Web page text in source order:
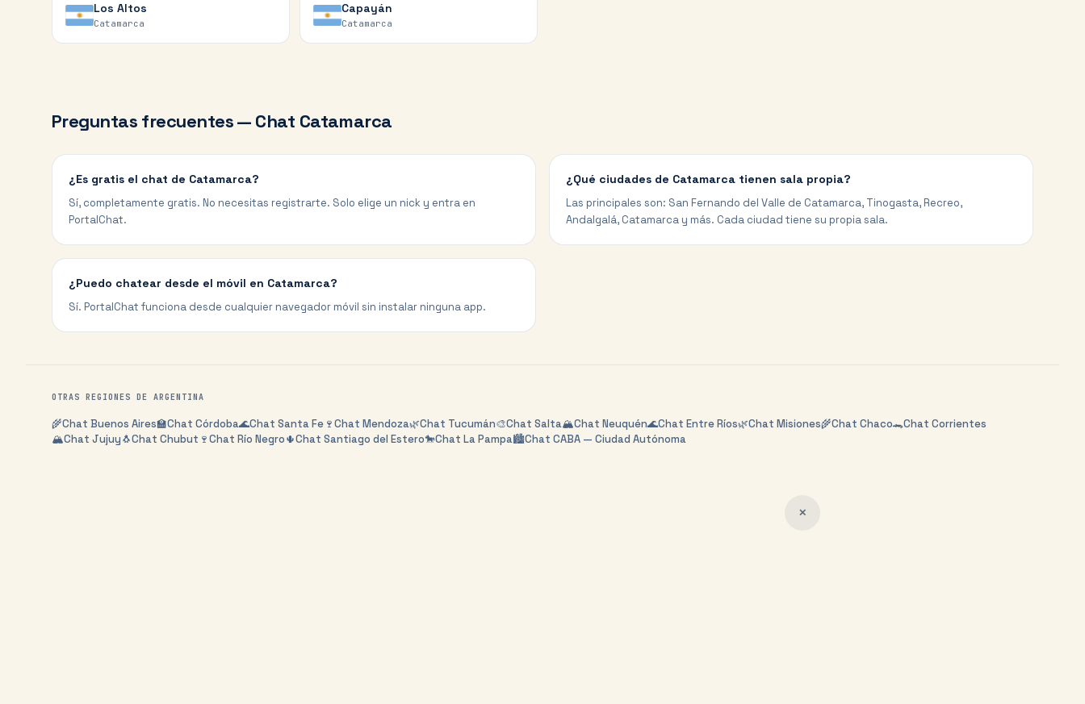
Los Altos
Catamarca
Capayán
Catamarca
Preguntas frecuentes — Chat Catamarca
¿Es gratis el chat de Catamarca?
Sí, completamente gratis. No necesitas registrarte. Solo elige un nick y entra en
PortalChat.
¿Qué ciudades de Catamarca tienen sala propia?
Las principales son: San Fernando del Valle de Catamarca, Tinogasta, Recreo,
Andalgalá, Catamarca y más. Cada ciudad tiene su propia sala.
¿Puedo chatear desde el móvil en Catamarca?
Sí. PortalChat funciona desde cualquier navegador móvil sin instalar ninguna app.
OTRAS REGIONES DE ARGENTINA
🌾Chat Buenos Aires🏫Chat Córdoba🌊Chat Santa Fe 🍷Chat Mendoza🌿Chat Tucumán🎨Chat Salta🏔️Chat Neuquén🌊Chat Entre Ríos🌿Chat Misiones🌾Chat Chaco🐊Chat Corrientes
🏔️Chat Jujuy🐧Chat Chubut 🍷Chat Río Negro🌵Chat Santiago del Estero🐎Chat La Pampa🏙️Chat CABA — Ciudad Autónoma
✕